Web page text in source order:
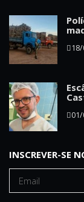
INSCREVER-SE